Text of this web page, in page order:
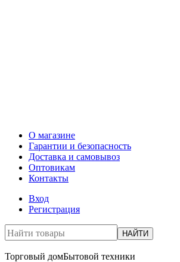
О магазине
Гарантии и безопасность
Доставка и самовывоз
Оптовикам
Контакты
Вход
Регистрация
НАЙТИ
Торговый домБытовой техники